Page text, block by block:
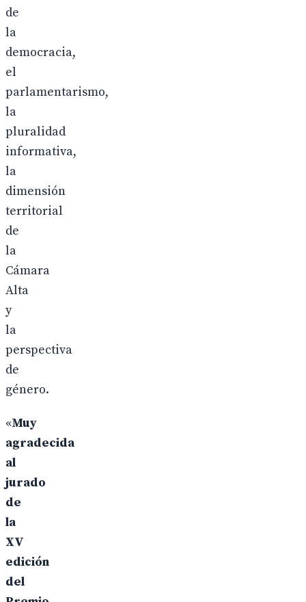
de
la
democracia,
el
parlamentarismo,
la
pluralidad
informativa,
la
dimensión
territorial
de
la
Cámara
Alta
y
la
perspectiva
de
género.
«Muy
agradecida
al
jurado
de
la
XV
edición
del